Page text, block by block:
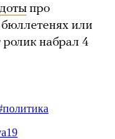
про
или
ролик набрал 4